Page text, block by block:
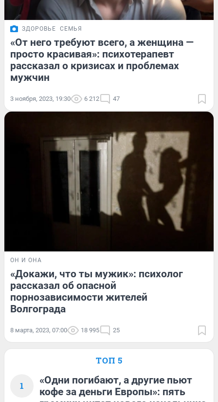
ЗДОРОВЬЕ СЕМЬЯ
«От него требуют всего, а женщина —
просто красивая»: психотерапевт
рассказал о кризисах и проблемах
мужчин
3 ноября, 2023, 19:30 6 212 47
ОН И ОНА
«Докажи, что ты мужик»: психолог
рассказал об опасной
порнозависимости жителей
Волгограда
8 марта, 2023, 07:00 18 995 25
ТОП 5
1
«Одни погибают, а другие пьют
кофе за деньги Европы»: пять